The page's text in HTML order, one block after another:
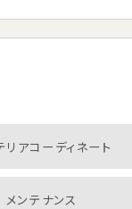
リアコーディネート
メンテナンス